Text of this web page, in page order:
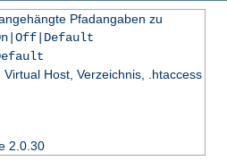
Pfadangaben zu
Host, Verzeichnis, .htaccess
2.0.30